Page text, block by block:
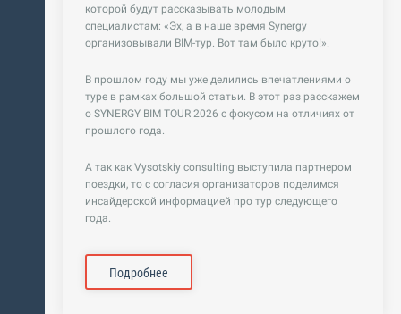
которой будут рассказывать молодым
специалистам: «Эх, а в наше время Synergy
организовывали BIM-тур. Вот там было круто!».
В прошлом году мы уже делились впечатлениями о
туре в рамках большой статьи. В этот раз расскажем
о SYNERGY BIM TOUR 2026 с фокусом на отличиях от
прошлого года.
А так как Vysotskiy consulting выступила партнером
поездки, то с согласия организаторов поделимся
инсайдерской информацией про тур следующего
года.
Подробнее